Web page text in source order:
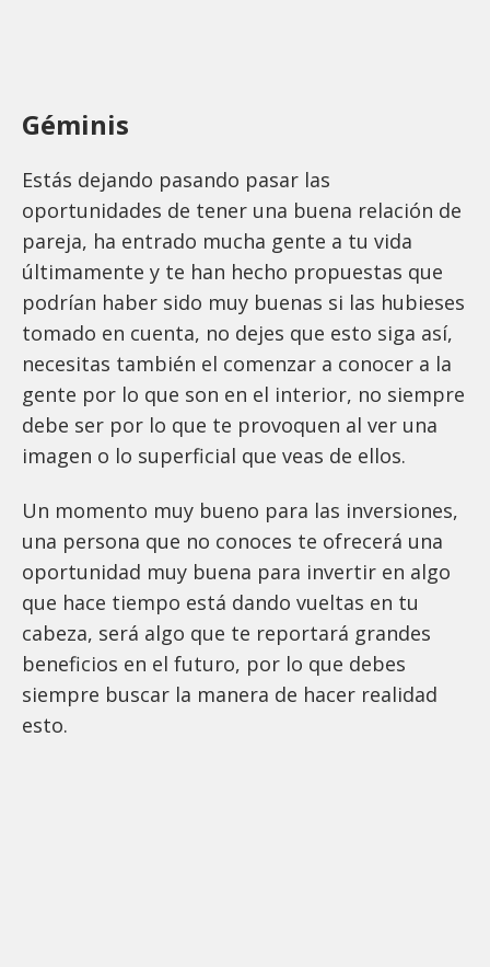
Géminis
Estás dejando pasando pasar las
oportunidades de tener una buena relación de
pareja, ha entrado mucha gente a tu vida
últimamente y te han hecho propuestas que
podrían haber sido muy buenas si las hubieses
tomado en cuenta, no dejes que esto siga así,
necesitas también el comenzar a conocer a la
gente por lo que son en el interior, no siempre
debe ser por lo que te provoquen al ver una
imagen o lo superficial que veas de ellos.
Un momento muy bueno para las inversiones,
una persona que no conoces te ofrecerá una
oportunidad muy buena para invertir en algo
que hace tiempo está dando vueltas en tu
cabeza, será algo que te reportará grandes
beneficios en el futuro, por lo que debes
siempre buscar la manera de hacer realidad
esto.